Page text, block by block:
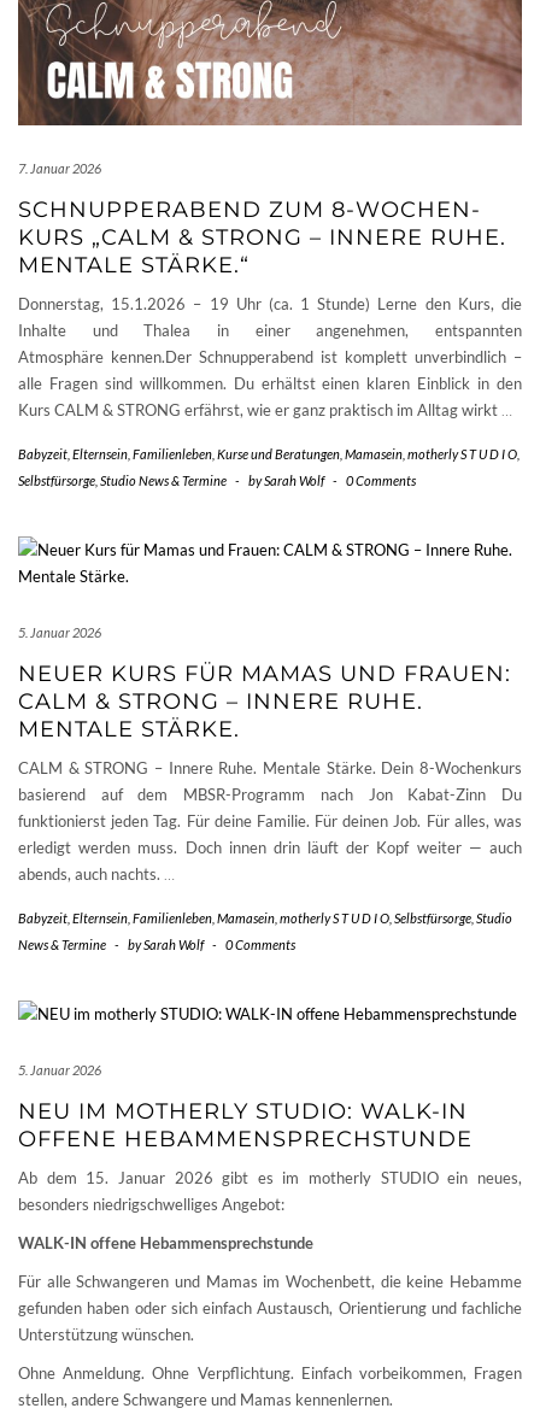
7. Januar 2026
SCHNUPPERABEND ZUM 8-WOCHEN-
KURS „CALM & STRONG – INNERE RUHE.
MENTALE STÄRKE.“
Donnerstag, 15.1.2026 – 19 Uhr (ca. 1 Stunde) Lerne den Kurs, die
Inhalte und Thalea in einer angenehmen, entspannten
Atmosphäre kennen.Der Schnupperabend ist komplett unverbindlich –
alle Fragen sind willkommen. Du erhältst einen klaren Einblick in den
Kurs CALM & STRONG erfährst, wie er ganz praktisch im Alltag wirkt
Babyzeit Elternsein Familienleben Kurse und Beratungen Mamasein motherly S T U D I O
Selbstfürsorge Studio News & Termine - bySarah Wolf - 0 Comments
5. Januar 2026
NEUER KURS FÜR MAMAS UND FRAUEN:
CALM & STRONG – INNERE RUHE.
MENTALE STÄRKE.
CALM & STRONG – Innere Ruhe. Mentale Stärke. Dein 8-Wochenkurs
basierend auf dem MBSR-Programm nach Jon Kabat-Zinn Du
funktionierst jeden Tag. Für deine Familie. Für deinen Job. Für alles, was
erledigt werden muss. Doch innen drin läuft der Kopf weiter — auch
abends, auch nachts.
Babyzeit Elternsein Familienleben Mamasein motherly S T U D I O Selbstfürsorge Studio
News & Termine - bySarah Wolf - 0 Comments
5. Januar 2026
NEU IM MOTHERLY STUDIO: WALK-IN
OFFENE HEBAMMENSPRECHSTUNDE
Ab dem 15. Januar 2026 gibt es im motherly STUDIO ein neues,
besonders niedrigschwelliges Angebot:
WALK-IN offene Hebammensprechstunde
Für alle Schwangeren und Mamas im Wochenbett, die keine Hebamme
gefunden haben oder sich einfach Austausch, Orientierung und fachliche
Unterstützung wünschen.
Ohne Anmeldung. Ohne Verpflichtung. Einfach vorbeikommen, Fragen
stellen, andere Schwangere und Mamas kennenlernen.